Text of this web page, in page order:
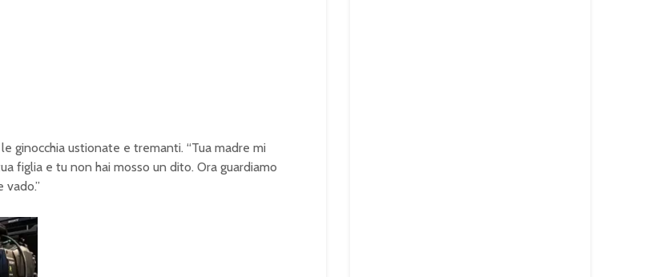
ginocchia ustionate e tremanti. “Tua madre mi
figlia e tu non hai mosso un dito. Ora guardiamo
vado.”